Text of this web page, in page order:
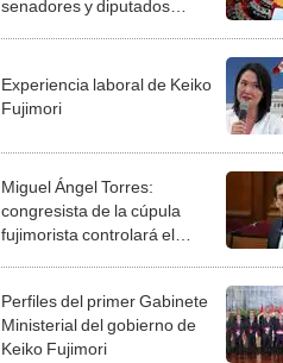
senadores y diputados
Experiencia laboral de Keiko
Fujimori
Miguel Ángel Torres:
congresista de la cúpula
fujimorista controlará el
Perfiles del primer Gabinete
Ministerial del gobierno de
Keiko Fujimori